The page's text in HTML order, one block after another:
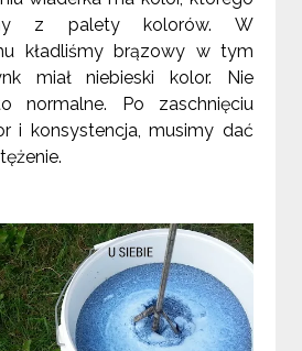
z palety kolorów. W
kładliśmy brązowy w tym
miał niebieski kolor. Nie
normalne. Po zaschnięciu
i konsystencja, musimy dać